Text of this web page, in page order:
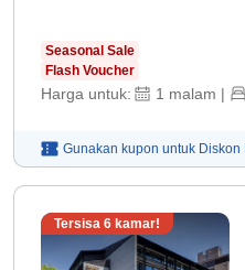
Seasonal Sale
Flash Voucher
Harga untuk: 1 malam |
Gunakan kupon untuk Diskon
Tersisa 6 kamar!